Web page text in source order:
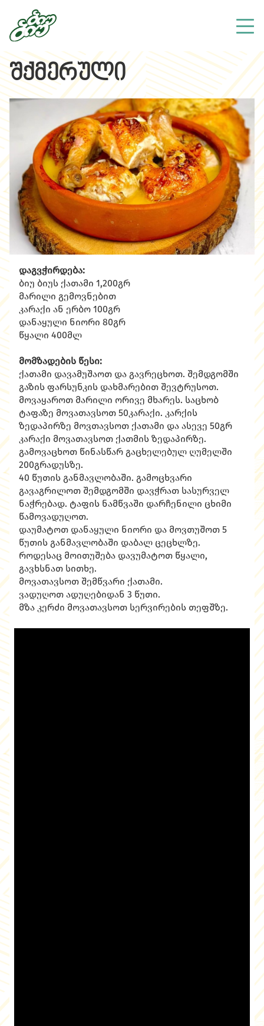
შქმერული
დაგვჭირდება:
ბიუ ბიუს ქათამი 1,200გრ
მარილი გემოვნებით
კარაქი ან ერბო 100გრ
დანაყული ნიორი 80გრ
წყალი 400მლ
მომზადების წესი:
ქათამი დავამუშაოთ და გავრეცხოთ. შემდგომში
გაზის ფარსუნკის დახმარებით შევტრუსოთ.
მოვაყაროთ მარილი ორივე მხარეს. საცხობ
ტაფაზე მოვათავსოთ 50კარაქი. კარქის
ზედაპირზე მოვთავსოთ ქათამი და ასევე 50გრ
კარაქი მოვათავსოთ ქათმის ზედაპირზე.
გამოვაცხოთ წინასწარ გაცხელებულ ღუმელში
200გრადუსზე.
40 წუთის განმავლობაში. გამოცხვარი
გავაგრილოთ შემდგომში დავჭრათ სასურველ
ნაჭრებად. ტაფის ნამწვაში დარჩენილი ცხიმი
წამოვადუღოთ.
დაუმატოთ დანაყული ნიორი და მოვთუშოთ 5
წუთის განმავლობაში დაბალ ცეცხლზე.
როდესაც მოითუშება დავუმატოთ წყალი,
გავხსნათ სითხე.
მოვათავსოთ შემწვარი ქათამი.
ვადუღოთ ადუღებიდან 3 წუთი.
მზა კერძი მოვათავსოთ სერვირების თეფშზე.